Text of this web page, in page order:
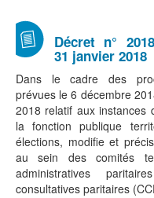
Décret n°
31 janvier 2018
Dans le cadre des
prévues le 6 décembre
2018 relatif aux instances
la fonction publique
élections, modifie et
au sein des comités
administratives
consultatives paritaires